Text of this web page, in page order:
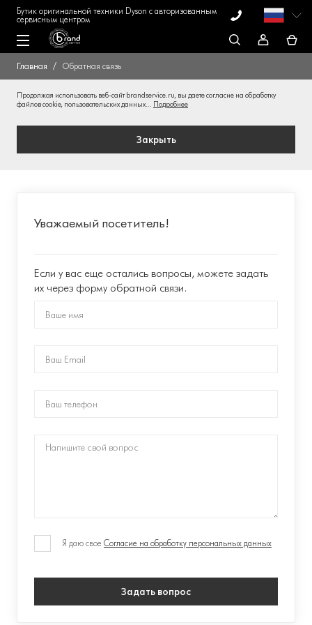
Бутик оригинальной техники Dyson с авторизованным
сервисным центром
Главная Обратная связь
Продолжая использовать веб-сайт brandservice.ru, вы даете согласие на обработку
файлов cookie, пользовательских данных... Подробнее
Закрыть
Уважаемый посетитель!
Если у вас еще остались вопросы, можете задать
их через форму обратной связи.
Я даю свое Согласие на обработку персональных данных
Задать вопрос